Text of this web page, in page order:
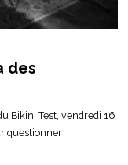
des
Bikini Test, vendredi 16
questionner